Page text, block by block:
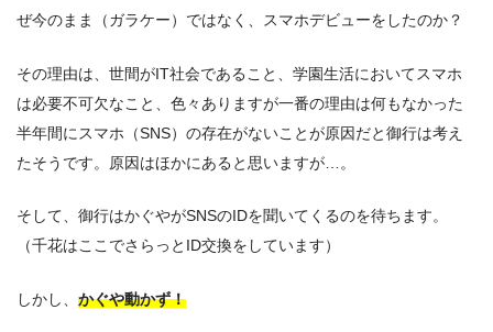
ぜ今のまま（ガラケー）ではなく、スマホデビューをしたのか？
その理由は、世間がIT社会であること、学園生活においてスマホ
は必要不可欠なこと、色々ありますが一番の理由は何もなかった
半年間にスマホ（SNS）の存在がないことが原因だと御行は考え
たそうです。原因はほかにあると思いますが…。
そして、御行はかぐやがSNSのIDを聞いてくるのを待ちます。
（千花はここでさらっとID交換をしています）
しかし、 かぐや動かず！